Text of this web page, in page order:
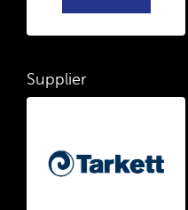
Supplier